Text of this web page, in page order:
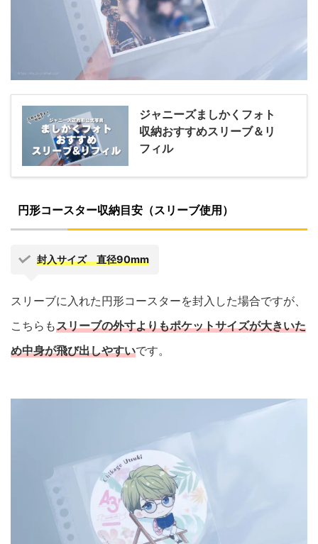
ジャニーズましかくフォト
収納おすすめスリーブ＆リ
フィル
円形コースター収納目安（スリーブ使用）
封入サイズ 直径90mm
スリーブに入れた円形コースターを封入した場合ですが、
こちらもスリーブの外寸よりもポケットサイズが大きいた
め中身が飛び出しやすいです。